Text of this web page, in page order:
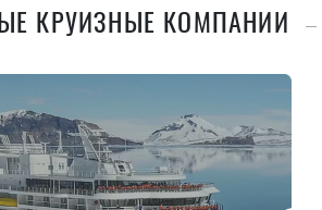
КРУИЗНЫЕ КОМПАНИИ